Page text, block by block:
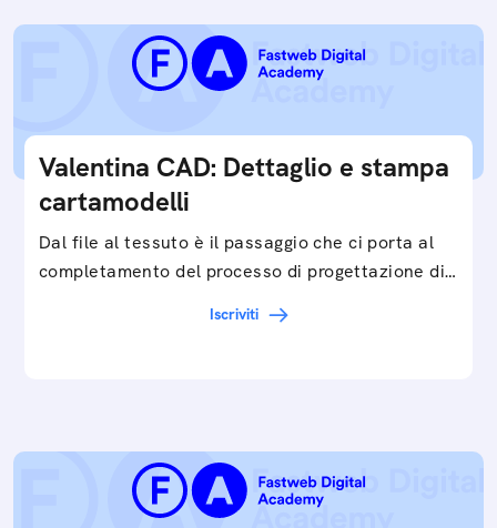
Valentina CAD: Dettaglio e stampa
cartamodelli
Dal file al tessuto è il passaggio che ci porta al
completamento del processo di progettazione di
Iscriviti